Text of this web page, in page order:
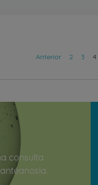
Anterior 2 3 4
consulta